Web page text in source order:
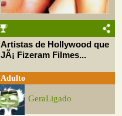
Artistas de Hollywood que
JÃ¡ Fizeram Filmes...
Adulto
GeraLigado